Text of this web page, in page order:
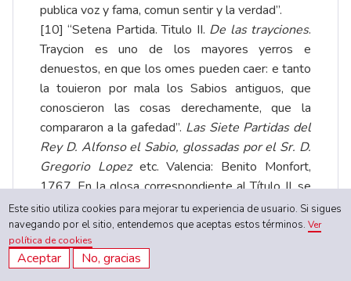
publica voz y fama, comun sentir y la verdad”.
[10] “Setena Partida. Titulo II. De las trayciones.
Traycion es uno de los mayores yerros e
denuestos, en que los omes pueden caer: e tanto
la touieron por mala los Sabios antiguos, que
conoscieron las cosas derechamente, que la
compararon a la gafedad”. Las Siete Partidas del
Rey D. Alfonso el Sabio, glossadas por el Sr. D.
Gregorio Lopez etc. Valencia: Benito Monfort,
1767. En la glosa correspondiente al Título II, se
debate ampliamente si las penas alcanzan a los
hijos ya concebidos cuando el delito.
[11]La Partida, referente a castigos hereditarios
por traición “estipula pena de infamia y privación
Este sitio utiliza cookies para mejorar tu experiencia de usuario. Si sigues
navegando por el sitio, entendemos que aceptas estos términos.Ver
política de cookies
Aceptar No, gracias